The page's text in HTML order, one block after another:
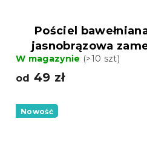
Pościel
jasnobrązowa
W magazynie (>10 szt)
od 49 zł
Nowość